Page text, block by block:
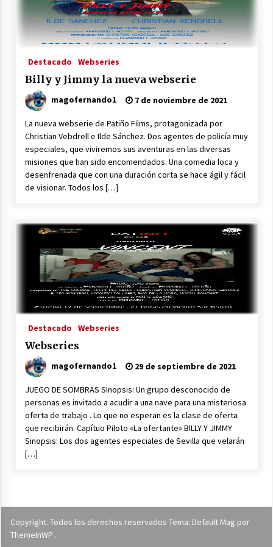
26 de mayo de 2024
Patiño Films consigue 8 de los 12 premios en
el I Sevilla On line Film Festival
DIVA el nuevo cortometraje protagonizado por
Rosa Ceballos
«Maquillando una Vida» Seleccionada en el I
Festival de Cortos La Onda
16 de diciembre de 2023
12 de diciembre de 2023
Patiño Films presenta la Gala del VI Certamen
de Teatro Aficionado Algabeño
17 de noviembre de 2023
Equipo E.S.C.U.S.A.D.O Mejor Cortometraje del
28 de octubre de 2023
Patiño Films colaborará con la escuela de
18 de octubre de 2023
Patiño Films en el Jurado del VI Certamen de
Teatro Aficionado Algabeño
15 de octubre de 2023
Destacado Webseries
Billy y Jimmy la nueva webserie
magofernando1 7 de noviembre de 2021
La nueva webserie de Patiño Films, protagonizada por
Christian Vebdrell e Ilde Sánchez. Dos agentes de policía muy
especiales, que viviremos sus aventuras en las diversas
misiones que han sido encomendados. Una comedia loca y
desenfrenada que con una duración corta se hace ágil y fácil
de visionar. Todos los […]
Destacado Webseries
Webseries
magofernando1 29 de septiembre de 2021
JUEGO DE SOMBRAS SInopsis: Un grupo desconocido de
personas es invitado a acudir a una nave para una misteriosa
oferta de trabajo . Lo que no esperan es la clase de oferta
que recibirán. Capítuo Piloto «La ofertante» BILLY Y JIMMY
Sinopsis: Los dos agentes especiales de Sevilla que velarán
[…]
Copyright. Todos los derechos reservados Tema: Default Mag por
ThemeInWP .